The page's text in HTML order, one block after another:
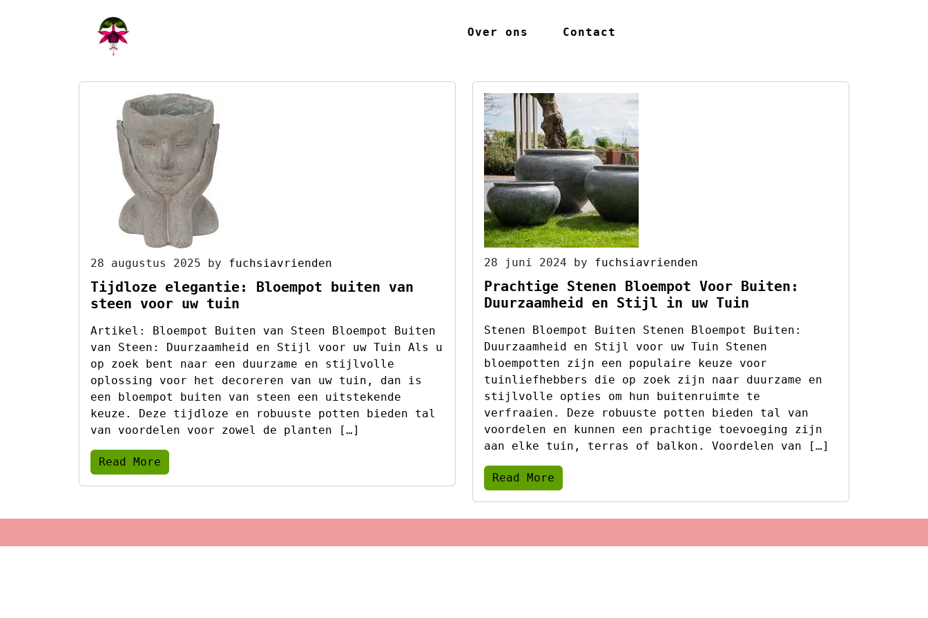
Over ons Contact
28 augustus 2025 by fuchsiavrienden
Tijdloze elegantie: Bloempot buiten van
steen voor uw tuin
Artikel: Bloempot Buiten van Steen Bloempot Buiten
van Steen: Duurzaamheid en Stijl voor uw Tuin Als u
op zoek bent naar een duurzame en stijlvolle
oplossing voor het decoreren van uw tuin, dan is
een bloempot buiten van steen een uitstekende
keuze. Deze tijdloze en robuuste potten bieden tal
van voordelen voor zowel de planten […]
Read More
28 juni 2024 by fuchsiavrienden
Prachtige Stenen Bloempot Voor Buiten:
Duurzaamheid en Stijl in uw Tuin
Stenen Bloempot Buiten Stenen Bloempot Buiten:
Duurzaamheid en Stijl voor uw Tuin Stenen
bloempotten zijn een populaire keuze voor
tuinliefhebbers die op zoek zijn naar duurzame en
stijlvolle opties om hun buitenruimte te
verfraaien. Deze robuuste potten bieden tal van
voordelen en kunnen een prachtige toevoeging zijn
aan elke tuin, terras of balkon. Voordelen van […]
Read More